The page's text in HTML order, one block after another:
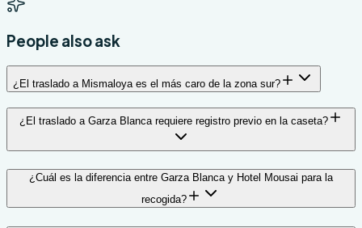
People also ask
¿El traslado a Mismaloya es el más caro de la zona sur?
¿El traslado a Garza Blanca requiere registro previo en la caseta?
¿Cuál es la diferencia entre Garza Blanca y Hotel Mousai para la
recogida?